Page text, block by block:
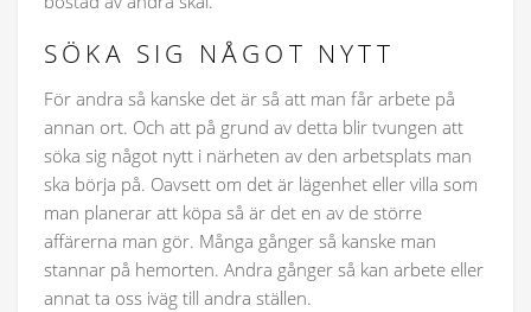
SÖKA SIG NÅGOT NYTT
För andra så kanske det är så att man får arbete på
annan ort. Och att på grund av detta blir tvungen att
söka sig något nytt i närheten av den arbetsplats man
ska börja på. Oavsett om det är lägenhet eller villa som
man planerar att köpa så är det en av de större
affärerna man gör. Många gånger så kanske man
stannar på hemorten. Andra gånger så kan arbete eller
annat ta oss iväg till andra ställen.